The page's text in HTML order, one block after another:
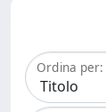
Ordina per: